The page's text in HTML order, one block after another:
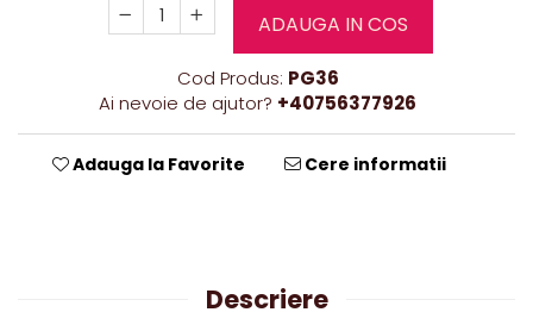
ADAUGA IN COS
Cod Produs: PG36
Ai nevoie de ajutor? +40756377926
Adauga la Favorite Cere informatii
Descriere